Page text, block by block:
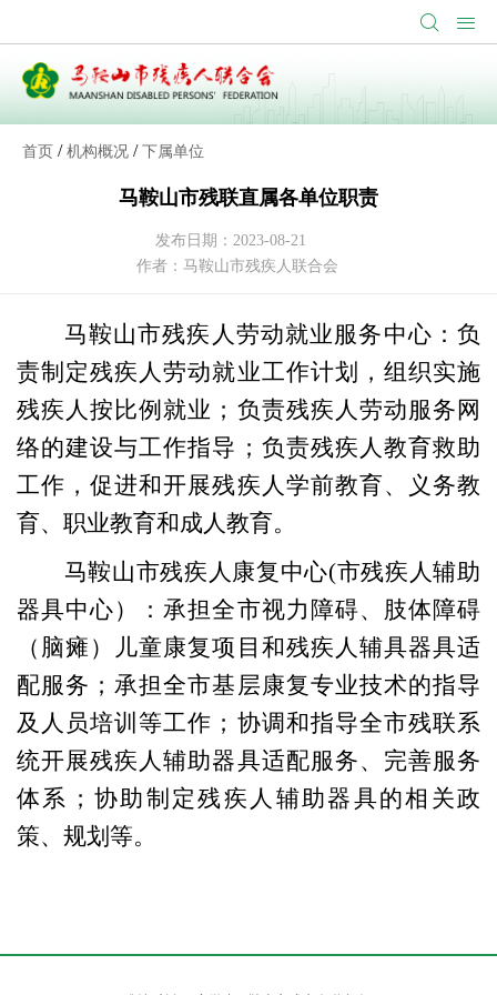
首页 / 机构概况 / 下属单位
马鞍山市残联直属各单位职责
发布日期：2023-08-21
作者：马鞍山市残疾人联合会
马鞍山市残疾人劳动就业服务中心：负
责制定残疾人劳动就业工作计划，组织实施
残疾人按比例就业；负责残疾人劳动服务网
络的建设与工作指导；负责残疾人教育救助
工作，促进和开展残疾人学前教育、义务教
育、职业教育和成人教育。
马鞍山市残疾人康复中心(市残疾人辅助
器具中心）：承担全市视力障碍、肢体障碍
（脑瘫）儿童康复项目和残疾人辅具器具适
配服务；承担全市基层康复专业技术的指导
及人员培训等工作；协调和指导全市残联系
统开展残疾人辅助器具适配服务、完善服务
体系；协助制定残疾人辅助器具的相关政
策、规划等。